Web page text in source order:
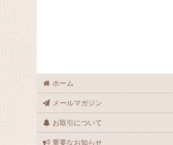
ホーム
メールマガジン
お取引について
重要なお知らせ